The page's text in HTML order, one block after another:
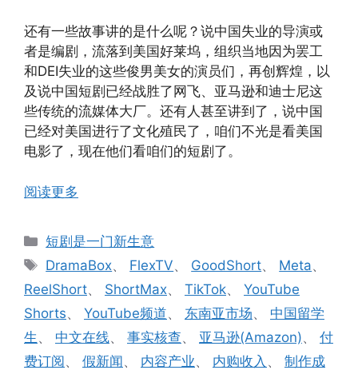
还有一些故事讲的是什么呢？说中国失业的导演或
者是编剧，流落到美国好莱坞，组织当地因为罢工
和DEI失业的这些俊男美女的演员们，再创辉煌，以
及说中国短剧已经战胜了网飞、亚马逊和迪士尼这
些传统的流媒体大厂。还有人甚至讲到了，说中国
已经对美国进行了文化殖民了，咱们不光是看美国
电影了，现在他们看咱们的短剧了。
阅读更多
分
类
短剧是一门新生意
标
签
DramaBox、 FlexTV、 GoodShort、 Meta、
ReelShort、 ShortMax、 TikTok、 YouTube
Shorts、 YouTube频道、 东南亚市场、 中国留学
生 、 中文在线、 事实核查、 亚马逊(Amazon)、 付
费订阅、 假新闻、 内容产业、 内购收入 、 制作成